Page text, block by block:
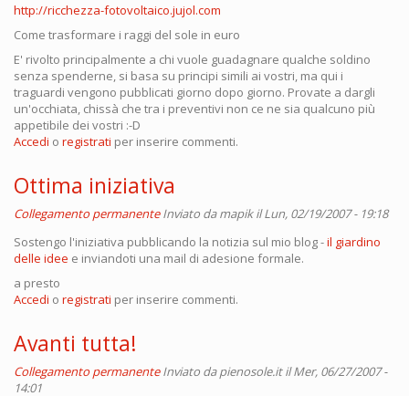
http://ricchezza-fotovoltaico.jujol.com
Come trasformare i raggi del sole in euro
E' rivolto principalmente a chi vuole guadagnare qualche soldino
senza spenderne, si basa su principi simili ai vostri, ma qui i
traguardi vengono pubblicati giorno dopo giorno. Provate a dargli
un'occhiata, chissà che tra i preventivi non ce ne sia qualcuno più
appetibile dei vostri :-D
Accedi o registrati per inserire commenti.
Ottima iniziativa
Collegamento permanente Inviato damapikil Lun, 02/19/2007 - 19:18
Sostengo l'iniziativa pubblicando la notizia sul mio blog -il giardino
delle idee e inviandoti una mail di adesione formale.
a presto
Accedi o registrati per inserire commenti.
Avanti tutta!
Collegamento permanente Inviato dapienosole.itil Mer, 06/27/2007 -
14:01